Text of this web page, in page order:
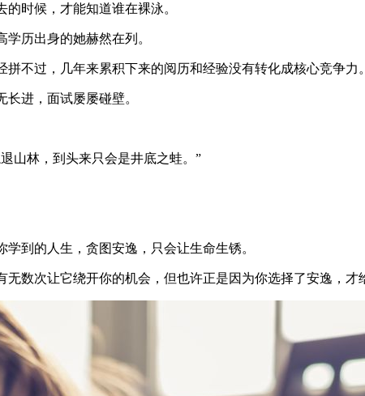
时候，才能知道谁在裸泳。
历出身的她赫然在列。
不过，几年来累积下来的阅历和经验没有转化成核心竞争力
进，面试屡屡碰壁。
山林，到头来只会是井底之蛙。”
到的人生，贪图安逸，只会让生命生锈。
数次让它绕开你的机会，但也许正是因为你选择了安逸，才